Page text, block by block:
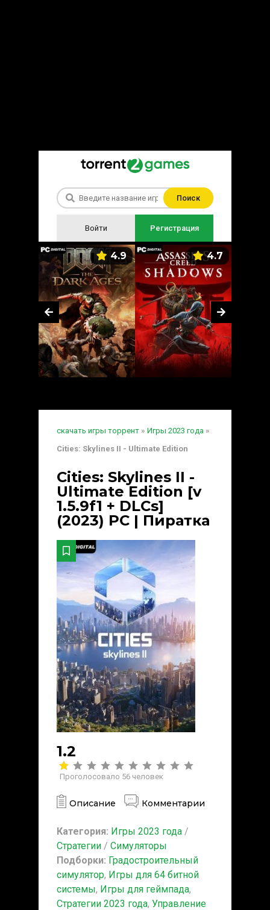
Поиск
Войти Регистрация
4.9 4.7
скачать игры торрент » Игры 2023 года »
Cities: Skylines II - Ultimate Edition
Cities: Skylines II -
Ultimate Edition [v
1.5.9f1 + DLCs]
(2023) PC | Пиратка
1.2
Проголосовало 56 человек
Описание Комментарии
Категория: Игры 2023 года /
Стратегии / Симуляторы
Подборки: Градостроительный
симулятор, Игры для 64 битной
системы, Игры для геймпада,
Стратегии 2023 года, Управление